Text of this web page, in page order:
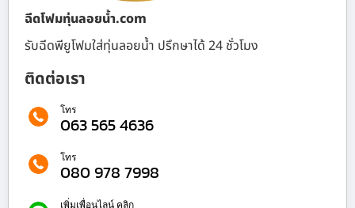
ฉีดโฟมทุ่นลอยน้ำ.com
รับฉีดพียูโฟมใส่ทุ่นลอยน้ำ ปรึกษาได้ 24 ชั่วโมง
ติดต่อเรา
โทร
063 565 4636
โทร
080 978 7998
เพิ่มเพื่อนไลน์ คลิก